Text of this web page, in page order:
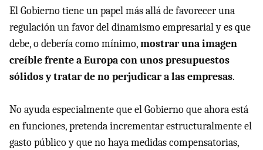
El Gobierno tiene un papel más allá de favorecer una
regulación un favor del dinamismo empresarial y es que
debe, o debería como mínimo,mostrar una imagen
creíble frente a Europa con unos presupuestos
sólidos y tratar de no perjudicar a las empresas.
No ayuda especialmente que el Gobierno que ahora está
en funciones, pretenda incrementar estructuralmente el
gasto público y que no haya medidas compensatorias,